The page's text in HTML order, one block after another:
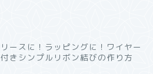
リースに！ラッピングに！ワイヤー
付きシンプルリボン結びの作り方